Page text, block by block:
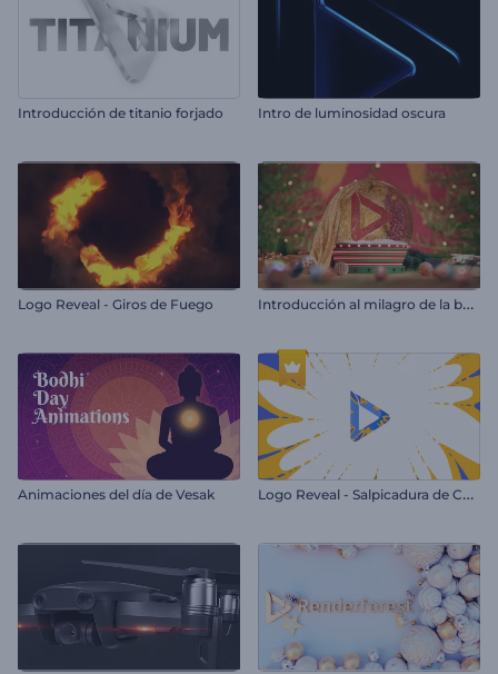
Introducción de titanio forjado Intro de luminosidad oscura
Logo Reveal - Giros de Fuego I
ntroducción al milagro de la bola de nieve
Animaciones del día de Vesak L
ogo Reveal - Salpicadura de Colores